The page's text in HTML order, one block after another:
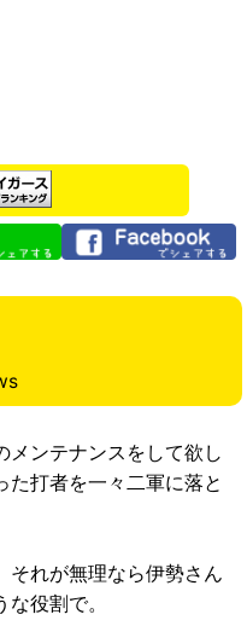
メンテナンスをして欲し
た打者を一々二軍に落と
それが無理なら伊勢さん
役割で。